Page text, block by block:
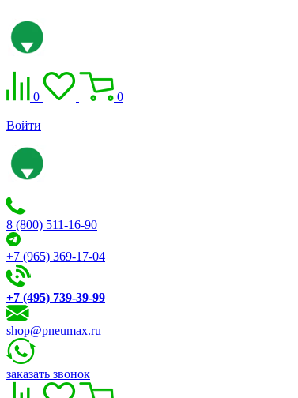
0 0
Войти
8 (800) 511-16-90
+7 (965) 369-17-04
+7 (495) 739-39-99
shop@pneumax.ru
заказать звонок